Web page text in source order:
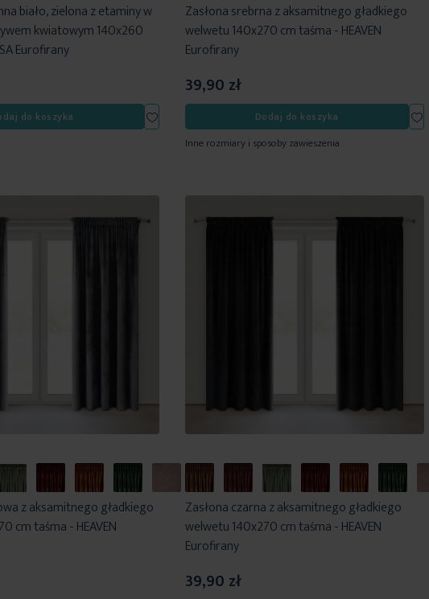
biało, zielona z etaminy w
kwiatowym 140x260
Eurofirany
do koszyka
Dodaj
do
Zasłona srebrna z aksamitnego gładkiego
welwetu 140x270 cm taśma - HEAVEN
Eurofirany
39,90 zł
Dodaj do koszyka
do
Inne rozmiary i sposoby zawieszenia
z aksamitnego gładkiego
cm taśma - HEAVEN
Zasłona czarna z aksamitnego gładkiego
welwetu 140x270 cm taśma - HEAVEN
Eurofirany
39,90 zł